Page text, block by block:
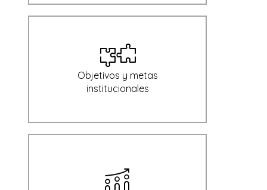
Objetivos y metas
institucionales